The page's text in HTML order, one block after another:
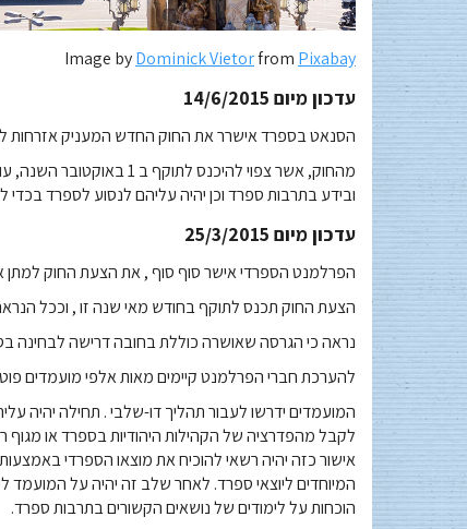
Image byDominick Vietorfrom Pixabay
עדכון מיום 14/6/2015
הסנאט בספרד אישרר את החוק החדש המעניק אזרחות
מהחוק, אשר צפוי להיכנס
ובידע בתרבות ספרד וכן יהיה עליהם לנסוע לספרד בכדי
עדכון מיום 25/3/2015
הפרלמנט הספרדי אישר סוף סוף , את הצעת החוק למתן
הצעת החוק תכנס לתוקף בחודש מאי שנה זו , וככל
נראה כי הגרסה שאושרה כוללת בחובה דרישה לבחינה
להערכת חברי הפרלמנט קיימים מאות אלפי מועמדים
המועמדים ידרשו לעבור תהליך דו-שלבי . תחילה יהיה
לקבל מהפדרציה של הקהילות היהודיות בספרד או
אישור כזה יהיה רשאי להוכיח את מוצאו הספרדי
המיוחדים ליוצאי ספרד. לאחר שלב זה יהיה על המועמד
הוכחות על לימודים של נושאים הקשורים בתרבות ספרד.